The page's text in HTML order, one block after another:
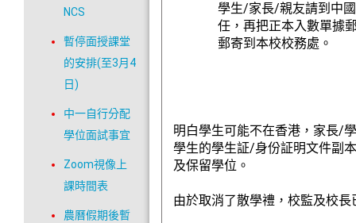
學生/家長/親友請到中國銀
任，再把正本入數單據郵寄
郵寄到本校校務處。
明白學生可能不在香港，家長/
學生的學生証/身份証明文件副
及保留學位。
由於取消了散學禮，校監及校
NCS
暫停面授課堂
的安排(至3月4
日)
中一自行分配
學位面試事宜
Zoom視像上
課時間表
農曆假期後暫